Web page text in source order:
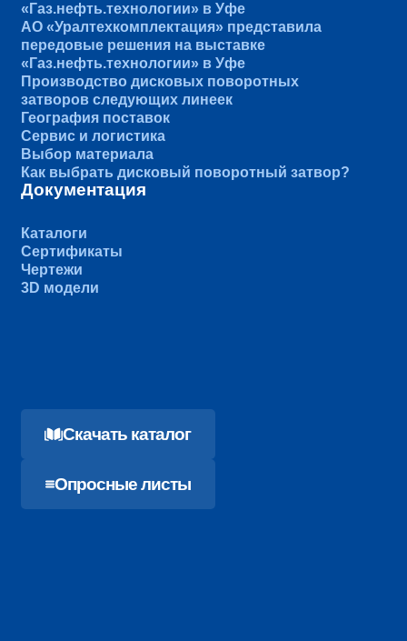
«Газ.нефть.технологии» в Уфе
АО «Уралтехкомплектация» представила
передовые решения на выставке
«Газ.нефть.технологии» в Уфе
Производство дисковых поворотных
затворов следующих линеек
География поставок
Сервис и логистика
Выбор материала
Как выбрать дисковый поворотный затвор?
Документация
Каталоги
Сертификаты
Чертежи
3D модели
Cкачать каталог
Опросные листы